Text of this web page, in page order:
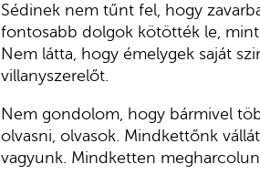
Sédinek nem tűnt fel, hogy
fontosabb dolgok kötötték le, mint
Nem látta, hogy émelygek saját
villanyszerelőt.
Nem gondolom, hogy bármivel
olvasni, olvasok. Mindkettőnk
vagyunk. Mindketten